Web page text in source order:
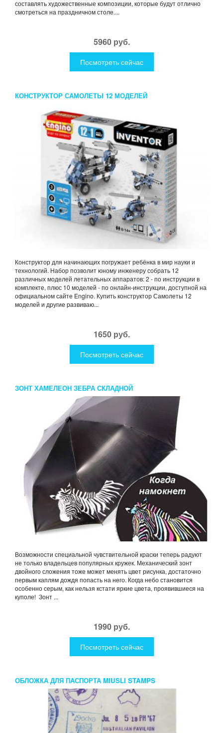
составлять художественные композиции, которые будут отлично
смотреться на праздничном столе....
5960 руб.
Посмотреть сейчас
КОНСТРУКТОР САМОЛЕТЫ 12 МОДЕЛЕЙ
Конструктор для начинающих погружает ребёнка в мир науки и
технологий. Набор позволит юному инженеру собрать 12
различных моделей летательных аппаратов: 2 - по инструкции в
комплекте, плюс 10 моделей - по онлайн-инструкции, доступной на
официальном сайте Engino. Купить конструктор Самолеты 12
моделей и другие развиваю...
1650 руб.
Посмотреть сейчас
ЗОНТ ХАМЕЛЕОН ЗЕБРА СКЛАДНОЙ
Возможности специальной чувствительной краски теперь радуют
не только владельцев популярных кружек. Механический зонт
двойного сложения тоже может менять цвет рисунка, достаточно
первым каплям дождя попасть на него. Когда небо становится
особенно серым, как нельзя кстати яркие цвета, проявившиеся на
куполе! Зонт ...
1990 руб.
Посмотреть сейчас
ОБЛОЖКА ДЛЯ ПАСПОРТА MIUSLI STAMPS